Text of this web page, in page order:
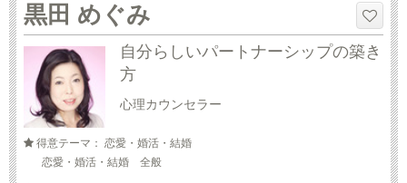
黒田 めぐみ
自分らしいパートナーシップの築き
方
心理カウンセラー
得意テーマ： 恋愛・婚活・結婚
恋愛・婚活・結婚 全般